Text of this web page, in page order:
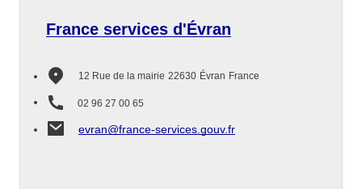
France services d'Évran
12 Rue de la mairie 22630 Évran France
02 96 27 00 65
evran@france-services.gouv.fr